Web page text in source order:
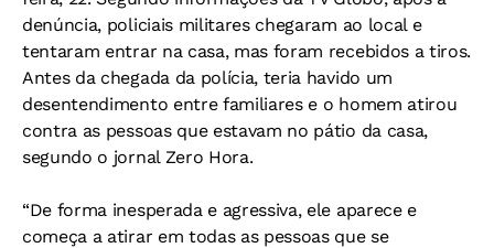
denúncia, policiais militares chegaram ao local e
tentaram entrar na casa, mas foram recebidos a tiros.
Antes da chegada da polícia, teria havido um
desentendimento entre familiares e o homem atirou
contra as pessoas que estavam no pátio da casa,
segundo o jornal Zero Hora.
“De forma inesperada e agressiva, ele aparece e
começa a atirar em todas as pessoas que se